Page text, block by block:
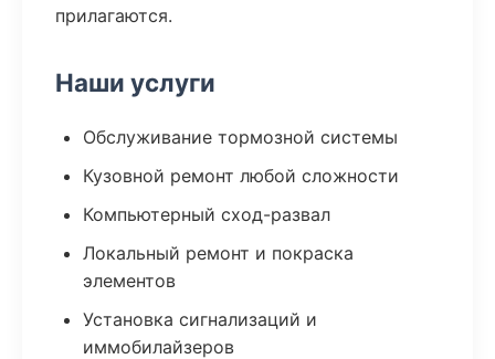
прилагаются.
Наши услуги
Обслуживание тормозной системы
Кузовной ремонт любой сложности
Компьютерный сход-развал
Локальный ремонт и покраска
элементов
Установка сигнализаций и
иммобилайзеров